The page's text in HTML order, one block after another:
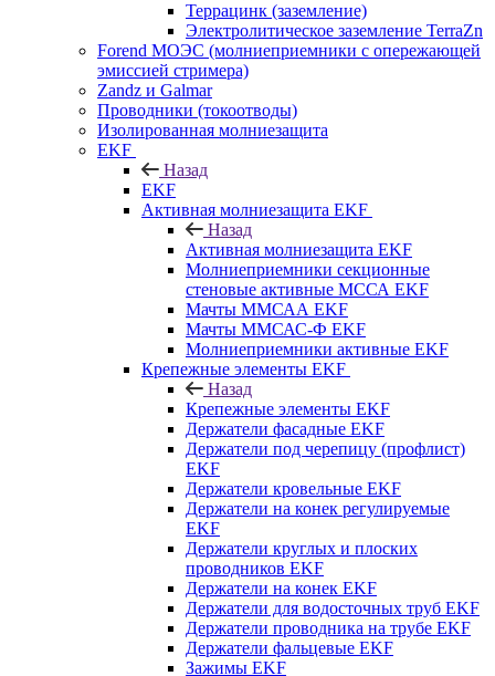
Террацинк (заземление)
Электролитическое заземление TerraZn
Forend МОЭС (молниеприемники с опережающей
эмиссией стримера)
Zandz и Galmar
Проводники (токоотводы)
Изолированная молниезащита
EKF
Назад
EKF
Активная молниезащита EKF
Назад
Активная молниезащита EKF
Молниеприемники секционные
стеновые активные МССА EKF
Мачты ММСАА EKF
Мачты ММСАС-Ф EKF
Молниеприемники активные EKF
Крепежные элементы EKF
Назад
Крепежные элементы EKF
Держатели фасадные EKF
Держатели под черепицу (профлист)
EKF
Держатели кровельные EKF
Держатели на конек регулируемые
EKF
Держатели круглых и плоских
проводников EKF
Держатели на конек EKF
Держатели для водосточных труб EKF
Держатели проводника на трубе EKF
Держатели фальцевые EKF
Зажимы EKF